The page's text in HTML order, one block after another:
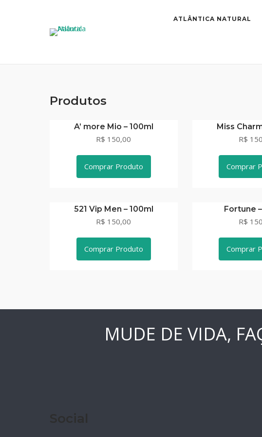
ATLÂNTICA NATURAL
Produtos
A’ more Mio – 100ml
R$ 150,00
Comprar Produto
Miss
R$
Comprar
521 Vip Men – 100ml
R$ 150,00
Comprar Produto
Fortune
R$
Comprar
MUDE DE VIDA,